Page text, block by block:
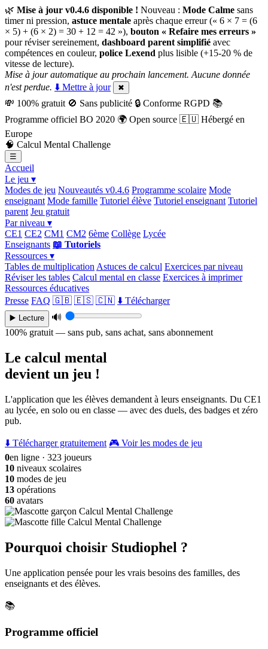
🌿 Mise à jour v0.4.6 disponible ! Nouveau : Mode Calme sans
timer ni pression, astuce mentale après chaque erreur (« 6 × 7 = (6
× 5) + (6 × 2) = 30 + 12 = 42 »), bouton « Refaire mes erreurs »
pour réviser sereinement, dashboard parent simplifié avec
compétences en couleur, police Lexend plus lisible (+15-20 % de
vitesse de lecture).
Mise à jour automatique au prochain lancement. Aucune donnée
n'est perdue. ⬇️ Mettre à jour ✖
💸 100% gratuit 🚫 Sans publicité 🔒 Conforme RGPD 📚
Programme officiel BO 2020 🌍 Open source 🇪🇺 Hébergé en
Europe
🧠 Calcul Mental Challenge
☰
Accueil
Le jeu ▾
Modes de jeu Nouveautés v0.4.6 Programme scolaire Mode
enseignant Mode famille Tutoriel élève Tutoriel enseignant Tutoriel
parent Jeu gratuit
Par niveau ▾
CE1 CE2 CM1 CM2 6ème Collège Lycée
Enseignants 📖 Tutoriels
Ressources ▾
Tables de multiplication Astuces de calcul Exercices par niveau
Réviser les tables Calcul mental en classe Exercices à imprimer
Ressources éducatives
Presse FAQ 🇬🇧 🇪🇸 🇨🇳 ⬇️ Télécharger
▶️ Lecture
🔊
100% gratuit — sans pub, sans achat, sans abonnement
Le calcul mental
devient un jeu !
L'application que les élèves demandent à leurs enseignants. Du CE1
au lycée, en solo ou en classe — avec des duels, des badges et zéro
pub.
⬇️ Télécharger gratuitement 🎮 Voir les modes de jeu
0en ligne · 323 joueurs
10 niveaux scolaires
10 modes de jeu
13 opérations
60 avatars
Pourquoi choisir Studiophel ?
Une application pensée pour les vrais besoins des familles, des
enseignants et des élèves.
📚
Programme officiel